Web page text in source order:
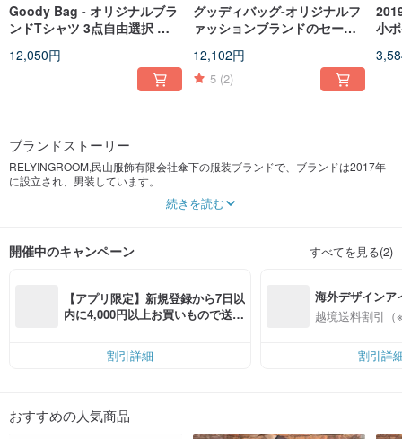
Goody Bag - オリジナルブラ
ンドTシャツ 3点自由選択 最
12,050円
グッディバッグ-オリジナルフ
ァッションブランドのセータ
ール2色チョイス1枚送料無料
12,102円
5 (2)
小
ス
ブランドストーリー
RELYINGROOM,民山服飾有限会社傘下の服装ブランドで、ブランドは2017年
に設立され、男装しています。
RELYING,信頼と頼り。チームワークを意味して、互いに頼り合う。服装も同じ
で、私たちが持ってきた温かさ、質感、そして引き立てに依存しています。
私たちだけのスタイルをデザインしました。
とによく考えています。一人一人のお客様には、違う男装のブランドが出てき
続きを読む
開催中のキャンペーン すべてを見る(2)
【アプリ限定】新規登録から7日以
内に4,000円以上お買いもので送料
割引詳細
海外デザインア
入
越境送料割引（
割引詳
おすすめの人気商品